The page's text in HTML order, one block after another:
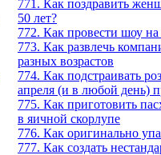
771. Как поздравить
50 лет?
772. Как провести шоу на
773. Как развлечь
разных возрастов
774. Как подстраивать
апреля (и в любой день)
775. Как приготовить
в яичной скорлупе
776. Как оригинально
777. Как создать